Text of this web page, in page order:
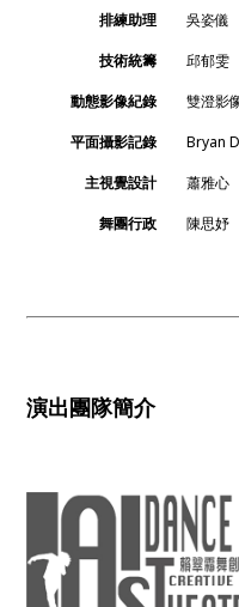
排練助理
吳姿儀
技術統籌
邱郁雯
動態影像紀錄
雙澄影
平面攝影記錄
Bryan
主視覺設計
蕭雅心
舞團行政
陳思妤
演出團隊簡介